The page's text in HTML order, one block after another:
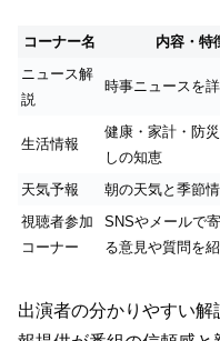
コーナー名 内容・特
ニュース解
説
時事ニュースを
生活情報
健康・家計・防
しの知恵
天気予報
朝の天気と季節
視聴者参加
コーナー
SNSやメールで
る意見や質問を
出演者の分かりやすい